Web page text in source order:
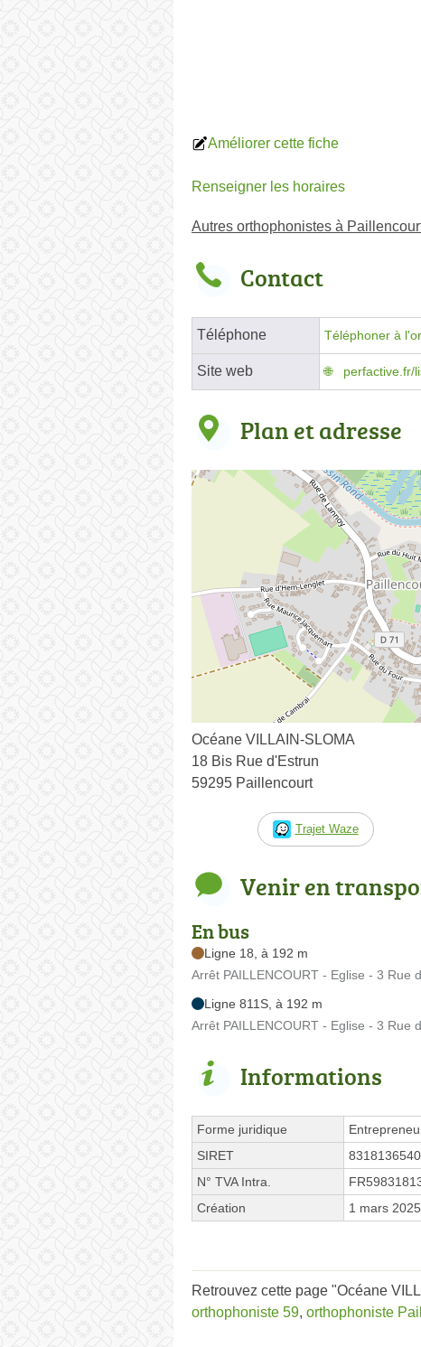
Améliorer cette fiche
Renseigner les horaires
Autres orthophonistes à
Contact
Téléphone Téléphoner à
Site web perfactive.fr/
Plan et adresse
Océane VILLAIN-SLOMA
18 Bis Rue d'Estrun
59295 Paillencourt
Trajet Waze
Venir en
En bus
Ligne 18, à 192 m
Arrêt PAILLENCOURT - Eglise - 3 Rue
Ligne 811S, à 192 m
Arrêt PAILLENCOURT - Eglise - 3 Rue
Informations
Forme juridique
SIRET
N° TVA Intra.
Création
1 mars 2025
Retrouvez cette page "Océane
orthophoniste 59, orthophoniste